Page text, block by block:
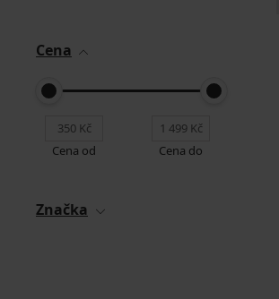
Cena
Cena od Cena do
Značka